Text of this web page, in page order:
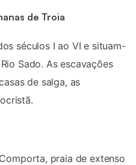
de Troia
séculos I ao VI e situam-
Sado. As escavações
de salga, as
praia de extenso